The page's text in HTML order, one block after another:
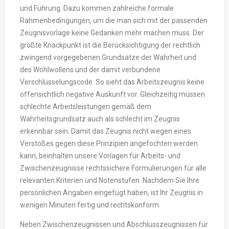
und Führung. Dazu kommen zahlreiche formale
Rahmenbedingungen, um die man sich mit der passenden
Zeugnisvorlage keine Gedanken mehr machen muss. Der
größte Knackpunkt ist die Berücksichtigung der rechtlich
zwingend vorgegebenen Grundsätze der Wahrheit und
des Wohlwollens und der damit verbundene
Verschlüsselungscode. So sieht das Arbeitszeugnis keine
offensichtlich negative Auskunft vor. Gleichzeitig müssen
schlechte Arbeitsleistungen gemäß dem
Wahrheitsgrundsatz auch als schlecht im Zeugnis
erkennbar sein. Damit das Zeugnis nicht wegen eines
Verstoßes gegen diese Prinzipien angefochten werden
kann, beinhalten unsere Vorlagen für Arbeits- und
Zwischenzeugnisse rechtssichere Formulierungen für alle
relevanten Kriterien und Notenstufen. Nachdem Sie Ihre
persönlichen Angaben eingefügt haben, ist Ihr Zeugnis in
wenigen Minuten fertig und rechtskonform.
Neben Zwischenzeugnissen und Abschlusszeugnissen für